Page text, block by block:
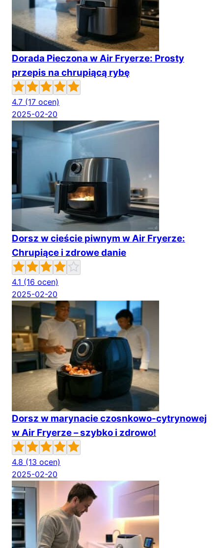
Dorada Pieczona w Air Fryerze: Prosty
przepis na chrupiącą rybę
4.7 (17 ocen)
2025-02-20
Dorsz w cieście piwnym w Air Fryerze:
Chrupiące i zdrowe danie
4.1 (16 ocen)
2025-02-20
Dorsz w marynacie czosnkowo-cytrynowej
w Air Fryerze – szybko i zdrowo!
4.8 (13 ocen)
2025-02-20